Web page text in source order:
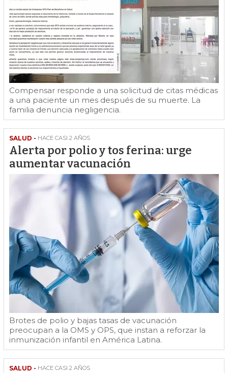
Compensar responde a una solicitud de citas médicas
a una paciente un mes después de su muerte. La
familia denuncia negligencia.
SALUD - HACE CASI 2 AÑOS
Alerta por polio y tos ferina: urge
aumentar vacunación
Brotes de polio y bajas tasas de vacunación
preocupan a la OMS y OPS, que instan a reforzar la
inmunización infantil en América Latina.
SALUD - HACE CASI 2 AÑOS